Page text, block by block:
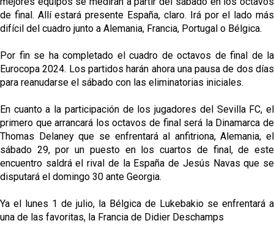
OFICIAL | Juanlu se marcha al Bournemouth
marcha de Juanlu
Alberto Flores, muy cerca de convertirse en nuevo
El Granada negocia con el Sevilla FC por Alberto
Flores
IDV reclama dinero al Sevilla por Mercado
El Sevilla FC cierra el fichaje de Robbie Ure
de final. Allí estará presente España, claro. Irá por el lado más
difícil del cuadro junto a Alemania, Francia, Portugal o Bélgica.
Por fin se ha completado el cuadro de octavos de final de la
Eurocopa 2024. Los partidos harán ahora una pausa de dos días
para reanudarse el sábado con las eliminatorias iniciales.
En cuanto a la participación de los jugadores del Sevilla FC, el
primero que arrancará los octavos de final será la Dinamarca de
Thomas Delaney que se enfrentará al anfitriona, Alemania, el
sábado 29, por un puesto en los cuartos de final, de este
encuentro saldrá el rival de la España de Jesús Navas que se
disputará el domingo 30 ante Georgia.
Ya el lunes 1 de julio, la Bélgica de Lukebakio se enfrentará a
una de las favoritas, la Francia de Didier Deschamps